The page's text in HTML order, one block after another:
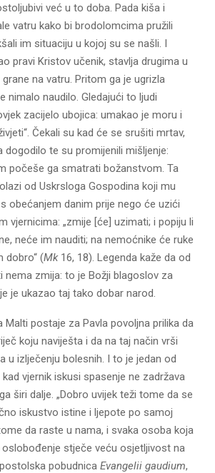
već u to doba. Pada kiša i
vatru kako bi brodolomcima pružili
im situaciju u kojoj su se našli. I
pravi Kristov učenik, stavlja drugima u
na vatru. Pritom ga je ugrizla
nimalo naudilo. Gledajući to ljudi
zacijelo ubojica: umakao je moru i
Čekali su kad će se srušiti mrtav,
dogodilo te su promijenili mišljenje:
počeše ga smatrati božanstvom. Ta
od Uskrsloga Gospodina koji mu
obećanjem danim prije nego će uzići
vjernicima: „zmije [će] uzimati; i popiju li
neće im nauditi; na nemoćnike će ruke
dobro“ (Mk 16, 18). Legenda kaže da od
nema zmija: to je Božji blagoslov za
je ukazao taj tako dobar narod.
Malti postaje za Pavla povoljna prilika da
koju naviješta i da na taj način vrši
u izlječenju bolesnih. I to je jedan od
vjernik iskusi spasenje ne zadržava
širi dalje. „Dobro uvijek teži tome da se
iskustvo istine i ljepote po samoj
da raste u nama, i svaka osoba koja
stječe veću osjetljivost na
pobudnica Evangelii gaudium,